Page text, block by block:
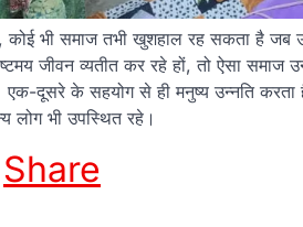
भी समाज तभी खुशहाल रह सकता है जब
जीवन व्यतीत कर रहे हों, तो ऐसा समाज
दूसरे के सहयोग से ही मनुष्य उन्नति
लोग भी उपस्थित रहे।
LinkedIn
Share